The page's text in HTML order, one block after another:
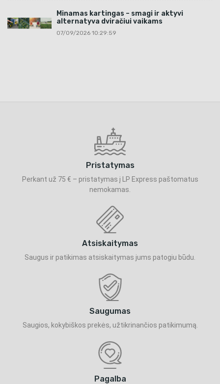
Minamas kartingas – smagi ir aktyvi
alternatyva dviračiui vaikams
07/09/2026 10:29:59
Pristatymas
Perkant už 75 € – pristatymas į LP Express paštomatus
nemokamas.
Atsiskaitymas
Saugus ir patikimas atsiskaitymas jums patogiu būdu.
Saugumas
Saugios, kokybiškos prekės, užtikrinančios patikimumą.
Pagalba